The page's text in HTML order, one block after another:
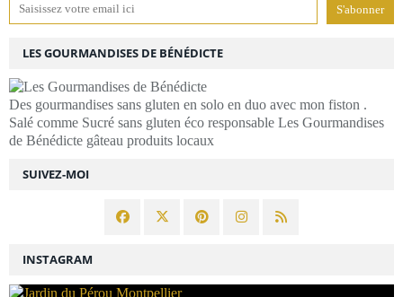
SUIVEZ-MOI
LES GOURMANDISES DE BÉNÉDICTE
Des gourmandises sans gluten en solo en duo avec mon fiston .
Salé comme Sucré sans gluten éco responsable Les Gourmandises
de Bénédicte gâteau produits locaux
INSTAGRAM